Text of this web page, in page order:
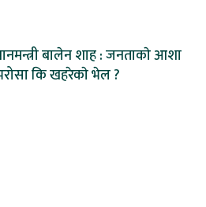
बालेन शाह : जनताकाे आशा
कि खहरेकाे भेल ?